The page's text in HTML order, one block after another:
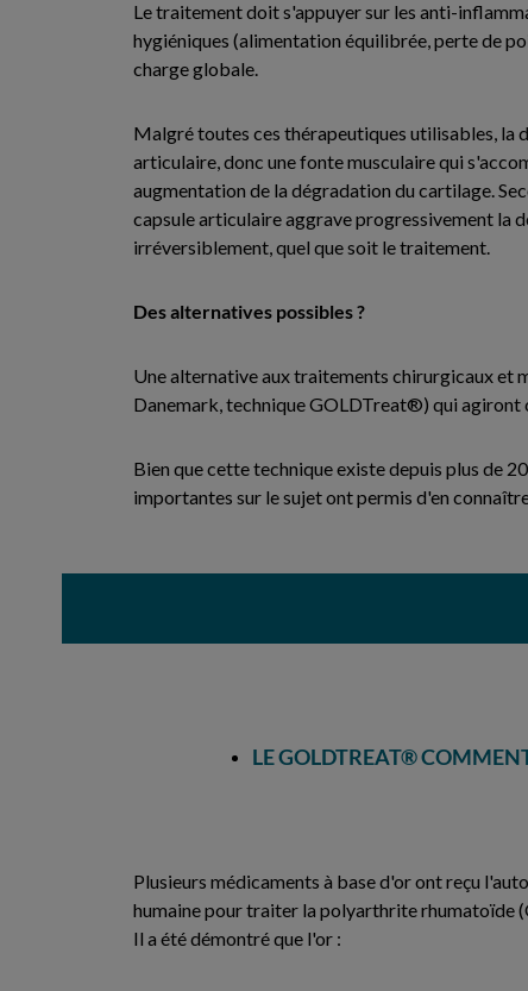
Le traitement doit s'appuyer sur les anti-
hygiéniques (alimentation équilibrée, perte de
charge globale.
Malgré toutes ces thérapeutiques utilisables, la
articulaire, donc une fonte musculaire qui
augmentation de la dégradation du cartilage.
capsule articulaire aggrave progressivement la
irréversiblement, quel que soit le traitement.
Des alternatives possibles ?
Une alternative aux traitements chirurgicaux
Danemark, technique GOLDTreat®) qui agiront
Bien que cette technique existe depuis plus de
importantes sur le sujet ont permis d'en
LE GOLDTREAT®
Plusieurs médicaments à base d'or ont reçu
humaine pour traiter la polyarthrite rhumatoïde
Il a été démontré que l'or :